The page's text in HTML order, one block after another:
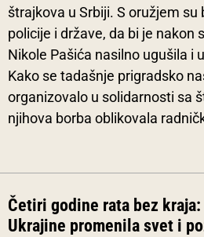
štrajkova u Srbiji. S oružjem su
policije i države, da bi je nakon
Nikole Pašića nasilno ugušila i
Kako se tadašnje prigradsko
organizovalo u solidarnosti sa
njihova borba oblikovala
Četiri godine rata bez
Ukrajine promenila svet i